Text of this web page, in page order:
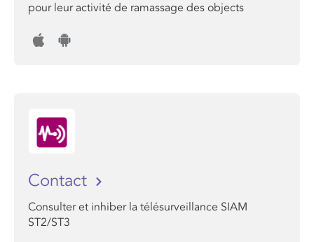
pour leur activité de ramassage des objects
Contact
Consulter et inhiber la télésurveillance SIAM
ST2/ST3